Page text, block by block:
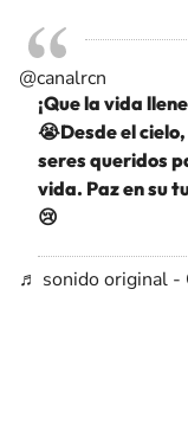
@canalrcn
¡Que la vida
😭Desde el
seres queridos
vida. Paz en su
😢
♬ sonido original -